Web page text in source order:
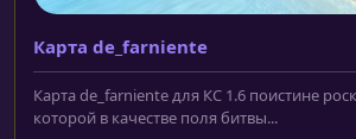
Карта de_farniente
Карта de_farniente для КС 1.6 поистине
которой в качестве поля битвы...